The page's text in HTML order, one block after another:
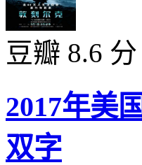
豆瓣 8.6 分
2017年美
双字